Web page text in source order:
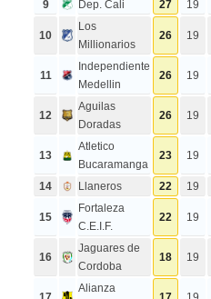
9
Dep. Cali 27 19
10
Los
Millionarios
26 19
11
Independiente
Medellin
26 19
12
Aguilas
Doradas
26 19
13
Atletico
Bucaramanga
23 19
14 Llaneros 22 19
15
Fortaleza
C.E.I.F.
22 19
16
Jaguares de
Cordoba
18 19
Alianza